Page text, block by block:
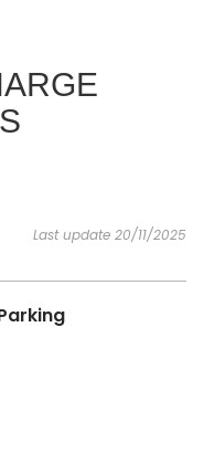
AGENDA
Last update 20/11/2025